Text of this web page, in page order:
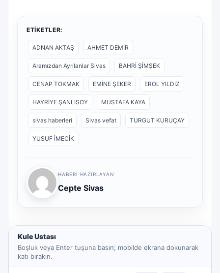
ETIKETLER:
ADNAN AKTAŞ AHMET DEMİR
Aramızdan Ayrılanlar Sivas BAHRİ ŞİMŞEK
CENAP TOKMAK EMİNE ŞEKER EROL YILDIZ
HAYRİYE ŞANLISOY MUSTAFA KAYA
sivas haberleri Sivas vefat TURGUT KURUÇAY
YUSUF İMECİK
HABERI HAZIRLAYAN
Cepte Sivas
Kule Ustası
Boşluk veya Enter tuşuna basın; mobilde ekrana dokunarak
katı bırakın.